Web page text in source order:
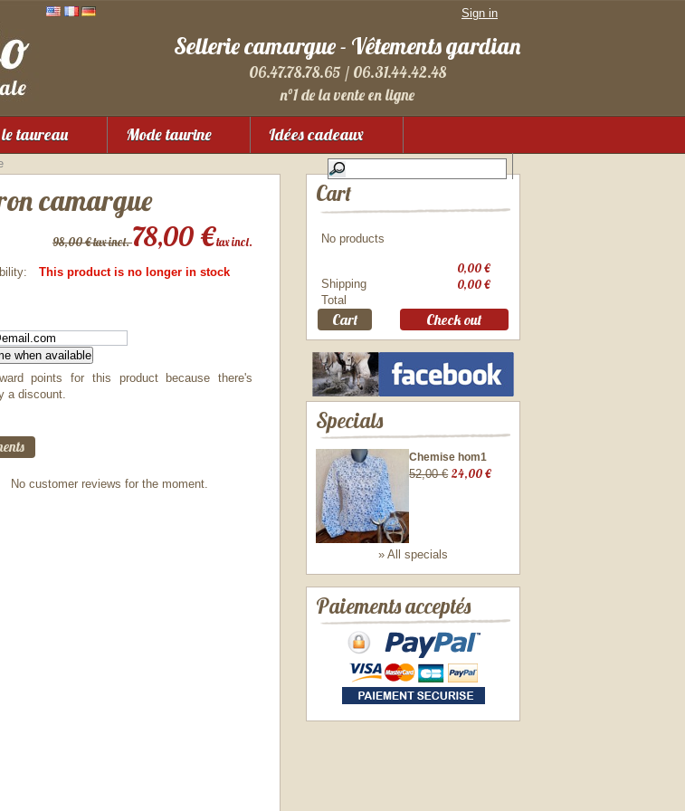
Sellerie camargue - Vêtements gardian
06.47.78.78.65 / 06.31.44.42.48
n°1 de la vente en ligne
taureau Mode taurine Idées cadeaux
Sign in
camargue
98,00 € tax incl.78,00 €tax incl.
This product is no longer in stock
when available
points for this product because there's
a discount.
No customer reviews for the moment.
Cart
No products
0,00 €
Shipping 0,00 €
Total
Cart Check out
Specials
Chemise hom1
52,00 € 24,00 €
» All specials
Paiements acceptés